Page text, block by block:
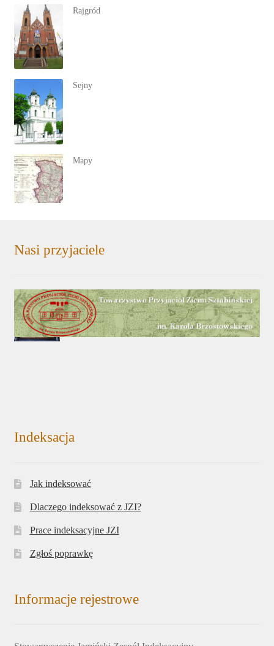
Rajgród
Sejny
Mapy
Nasi przyjaciele
Indeksacja
Jak indeksować
Dlaczego indeksować z JZI?
Prace indeksacyjne JZI
Zgłoś poprawkę
Informacje rejestrowe